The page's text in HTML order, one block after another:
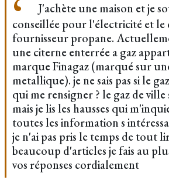
J'achète une maison et je
conseillée pour l'électricité et le
fournisseur propane.
une citerne enterrée a gaz
marque Finagaz (marqué sur
metallique). je ne sais pas si le
qui me rensigner ? le gaz de
mais je lis les hausses qui
toutes les information s
je n'ai pas pris le temps de tout
beaucoup d'articles je fais au
vos réponses cordialement